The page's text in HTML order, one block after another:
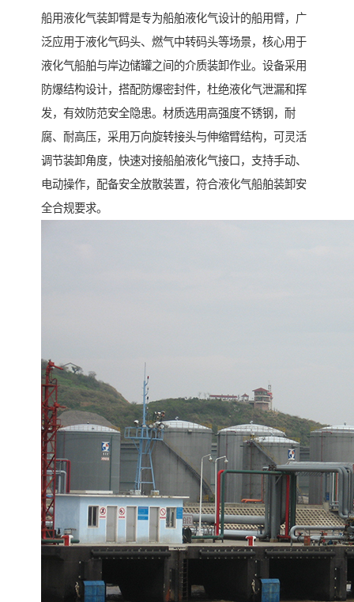
船用液化气装卸臂是专为船舶液化气设计的船用臂，广
泛应用于液化气码头、燃气中转码头等场景，核心用于
液化气船舶与岸边储罐之间的介质装卸作业。设备采用
防爆结构设计，搭配防爆密封件，杜绝液化气泄漏和挥
发，有效防范安全隐患。材质选用高强度不锈钢，耐
腐、耐高压，采用万向旋转接头与伸缩臂结构，可灵活
调节装卸角度，快速对接船舶液化气接口，支持手动、
电动操作，配备安全放散装置，符合液化气船舶装卸安
全合规要求。